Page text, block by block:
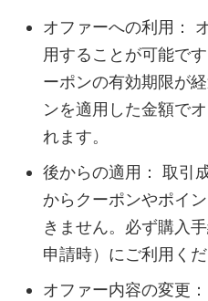
オファーへの利用：
用することが可能で
ーポンの有効期限が
ンを適用した金額で
れます。
後からの適用： 取引
からクーポンやポイ
きません。必ず購入
申請時）にご利用くだ
オファー内容の変更